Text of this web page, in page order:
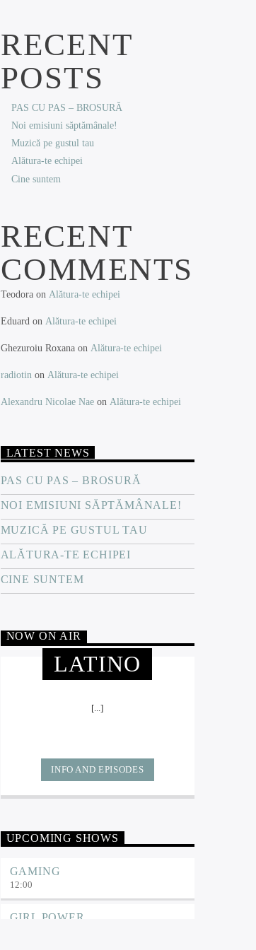
RECENT
POSTS
PAS CU PAS – BROSURĂ
Noi emisiuni săptămânale!
Muzică pe gustul tau
Alătura-te echipei
Cine suntem
RECENT
COMMENTS
Teodoraon Alătura-te echipei
Eduard on Alătura-te echipei
Ghezuroiu Roxanaon Alătura-te echipei
radiotin on Alătura-te echipei
Alexandru Nicolae Naeon Alătura-te echipei
LATEST NEWS
PAS CU PAS – BROSURĂ
NOI EMISIUNI SĂPTĂMÂNALE!
MUZICĂ PE GUSTUL TAU
ALĂTURA-TE ECHIPEI
CINE SUNTEM
NOW ON AIR
LATINO
[...]
INFO AND EPISODES
UPCOMING SHOWS
GAMING
12:00
GIRL POWER